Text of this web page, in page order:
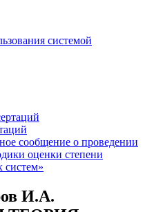
системой
сообщение о проведении
оценки степени
И.А.